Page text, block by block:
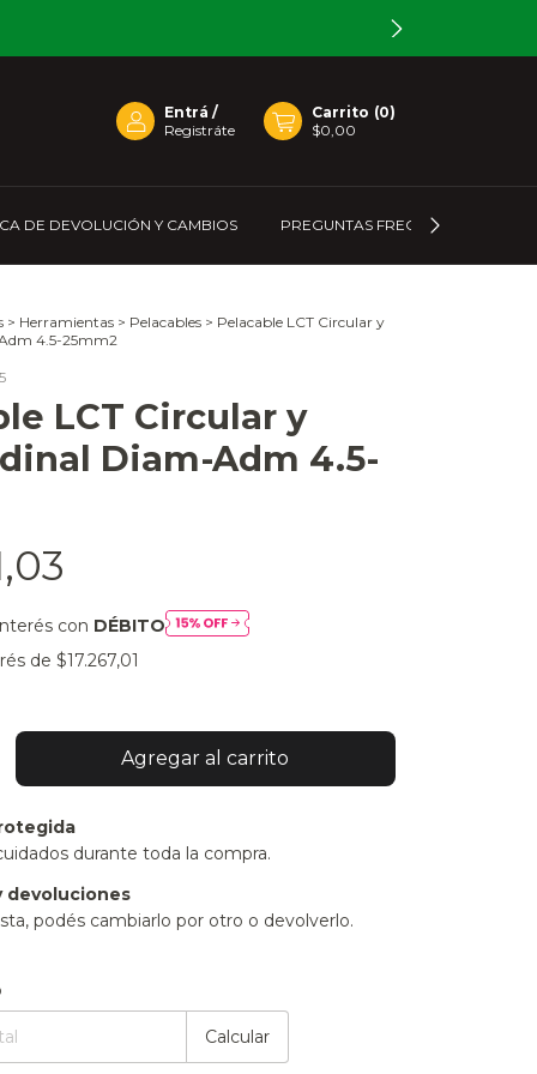
Entrá /
Registráte
Carrito (0)
$0,00
DE DEVOLUCIÓN Y CAMBIOS PREGUNTAS FRECUENTES
> Herramientas > Pelacables > Pelacable LCT Circular y
4.5-25mm2
LCT Circular y
Diam-Adm 4.5-
con DÉBITO
de $17.267,01
durante toda la compra.
devoluciones
podés cambiarlo por otro o devolverlo.
Calcular